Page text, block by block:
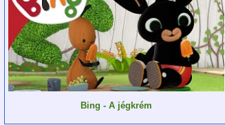
Bing - A jégkrém